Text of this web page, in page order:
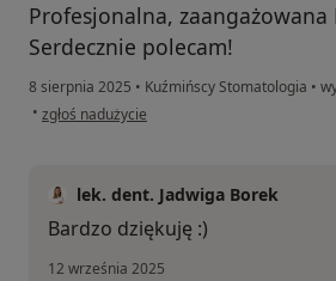
Profesjonalna, zaangażowana
Serdecznie polecam!
8 sierpnia 2025 • Kuźmińscy Stomatologia •
• w opinii użytkownika Katarzyna
zgłoś nadużycie
lek. dent. Jadwiga Borek
Bardzo dziękuję :)
12 września 2025